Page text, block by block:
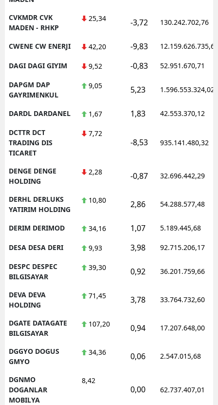
CVKMDR CVK
MADEN - RHKP
25,34 -3,72 130.242.702,76
CWENE CW ENERJI 42,20 -9,83 12.159.626.735,62
DAGI DAGI GIYIM 9,52 -0,83 52.951.670,71
DAPGM DAP
GAYRIMENKUL
9,05 5,23 1.596.553.324,02
DARDL DARDANEL 1,67 1,83 42.553.370,12
DCTTR DCT
TRADING DIS
TICARET
7,72
-8,53 935.141.480,32
DENGE DENGE
HOLDING
2,28 -0,87 32.696.442,29
DERHL DERLUKS
YATIRIM HOLDING
10,80 2,86 54.288.577,48
DERIM DERIMOD 34,16 1,07 5.189.445,68
DESA DESA DERI 9,93 3,98 92.715.206,17
DESPC DESPEC
BILGISAYAR
39,30 0,92 36.201.759,66
DEVA DEVA
HOLDING
71,45 3,78 33.764.732,60
DGATE DATAGATE
BILGISAYAR
107,20 0,94 17.207.648,00
DGGYO DOGUS
GMYO
34,36 0,06 2.547.015,68
DGNMO
DOGANLAR
MOBILYA
8,42
0,00 62.737.407,01